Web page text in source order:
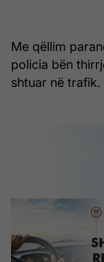
Me qëllim
policia bën
shtuar në trafik.